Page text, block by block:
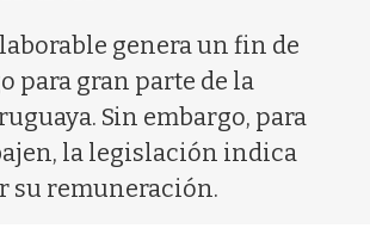
genera un fin de
para gran parte de la
Sin embargo, para
la legislación indica
su remuneración.